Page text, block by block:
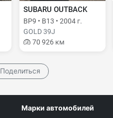
SUBARU OUTBACK
BP9 • B13 • 2004 г.
GOLD 39J
70 926 км
Поделиться
Марки автомобилей